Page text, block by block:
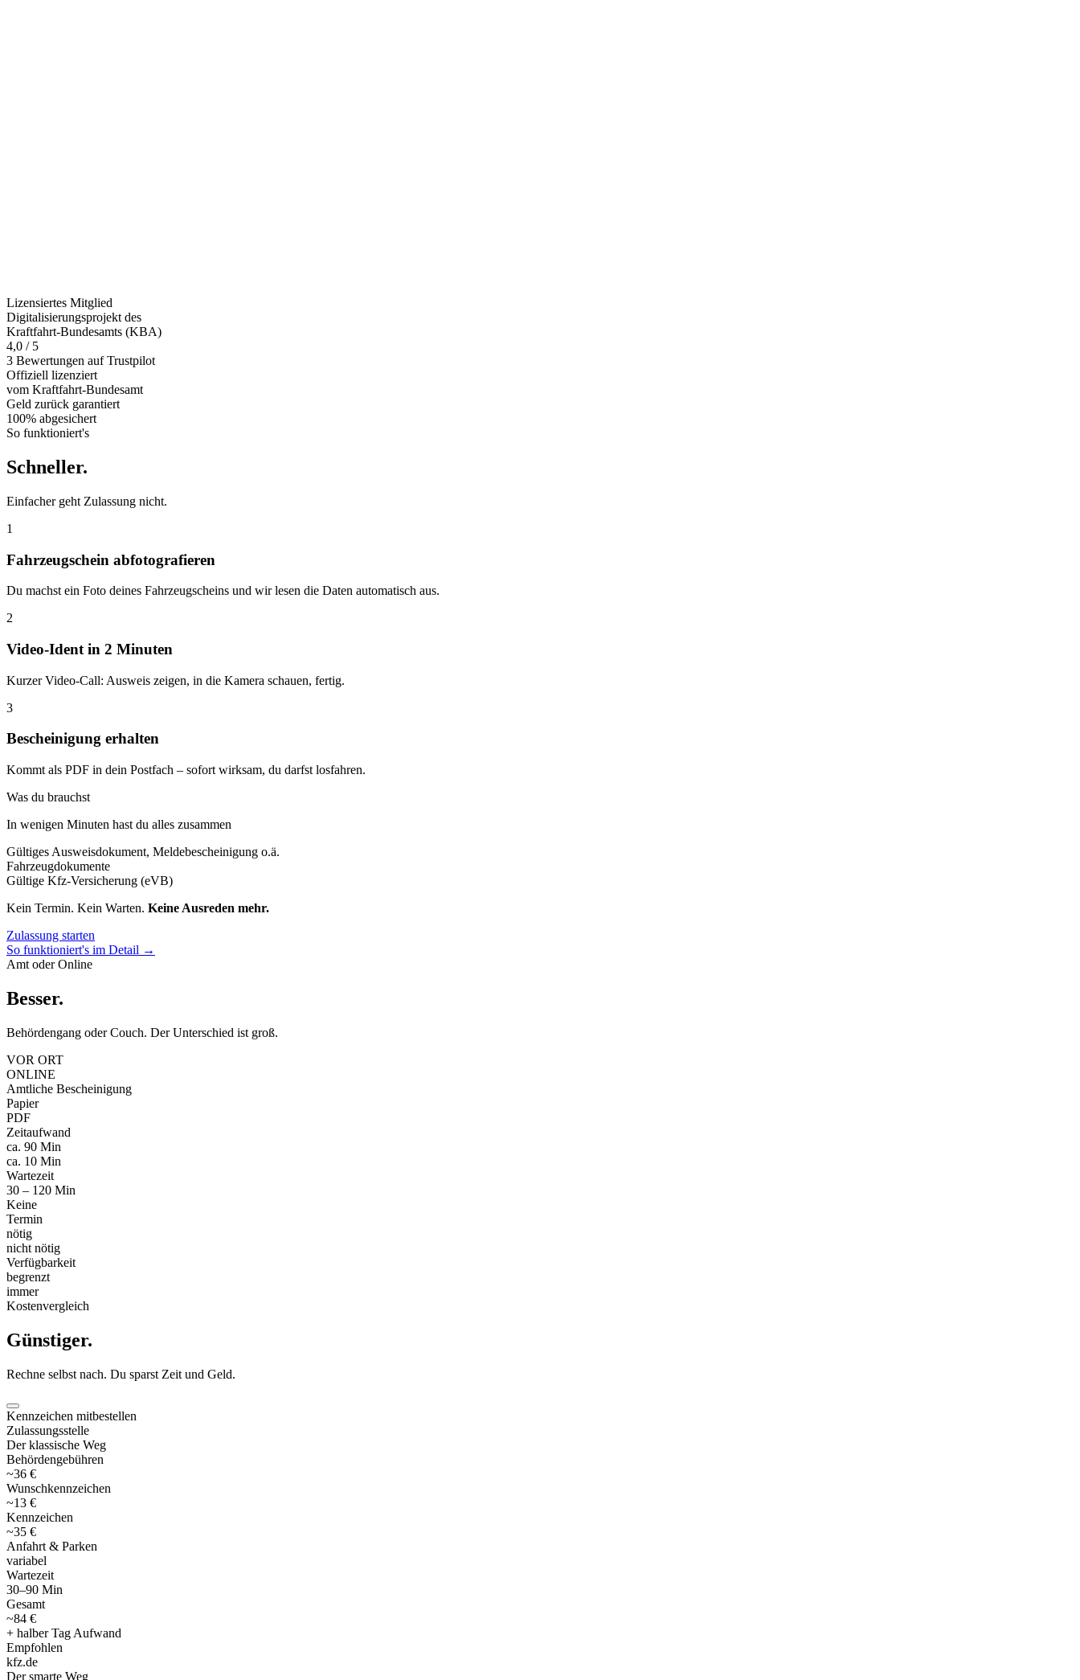
Lizensiertes Mitglied
Digitalisierungsprojekt des
Kraftfahrt-Bundesamts (KBA)
4,0 / 5
3 Bewertungen auf Trustpilot
Offiziell lizenziert
vom Kraftfahrt-Bundesamt
Geld zurück garantiert
100% abgesichert
So funktioniert's
Schneller.
Einfacher geht Zulassung nicht.
1
Fahrzeugschein abfotografieren
Du machst ein Foto deines Fahrzeugscheins und wir lesen die Daten automatisch aus.
2
Video-Ident in 2 Minuten
Kurzer Video-Call: Ausweis zeigen, in die Kamera schauen, fertig.
3
Bescheinigung erhalten
Kommt als PDF in dein Postfach – sofort wirksam, du darfst losfahren.
Was du brauchst
In wenigen Minuten hast du alles zusammen
Gültiges Ausweisdokument, Meldebescheinigung o.ä.
Fahrzeugdokumente
Gültige Kfz-Versicherung (eVB)
Kein Termin. Kein Warten. Keine Ausreden mehr.
Zulassung starten
So funktioniert's im Detail →
Amt oder Online
Besser.
Behördengang oder Couch. Der Unterschied ist groß.
VOR ORT
ONLINE
Amtliche Bescheinigung
Papier
PDF
Zeitaufwand
ca. 90 Min
ca. 10 Min
Wartezeit
30 – 120 Min
Keine
Termin
nötig
nicht nötig
Verfügbarkeit
begrenzt
immer
Kostenvergleich
Günstiger.
Rechne selbst nach. Du sparst Zeit und Geld.
Kennzeichen mitbestellen
Zulassungsstelle
Der klassische Weg
Behördengebühren
~36 €
Wunschkennzeichen
~13 €
Kennzeichen
~35 €
Anfahrt & Parken
variabel
Wartezeit
30–90 Min
Gesamt
~84 €
+ halber Tag Aufwand
Empfohlen
kfz.de
Der smarte Weg